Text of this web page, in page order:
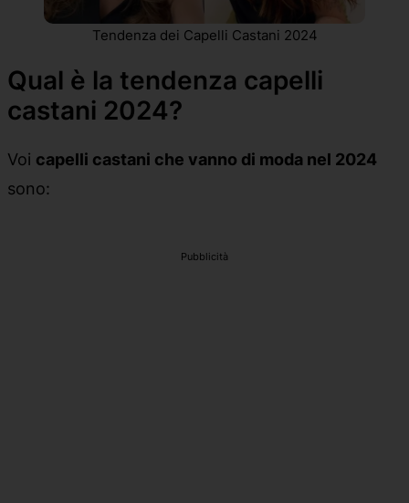
Tendenza dei Capelli Castani 2024
Qual è la tendenza capelli
castani 2024?
Voi capelli castani che vanno di moda nel 2024
sono:
Pubblicità